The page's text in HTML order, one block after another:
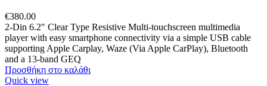
€380.00
2-Din 6.2" Clear Type Resistive Multi-touchscreen multimedia
player with easy smartphone connectivity via a simple USB cable
supporting Apple Carplay, Waze (Via Apple CarPlay), Bluetooth
and a 13-band GEQ
Προσθήκη στο καλάθι
Quick view